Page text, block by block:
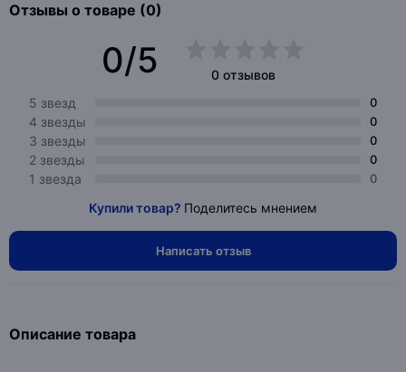
Отзывы о товаре (0)
0/5
0 отзывов
5 звезд
0
4 звезды 0
3 звезды 0
2 звезды 0
1 звезда 0
Купили товар? Поделитесь мнением
Написать отзыв
Описание товара